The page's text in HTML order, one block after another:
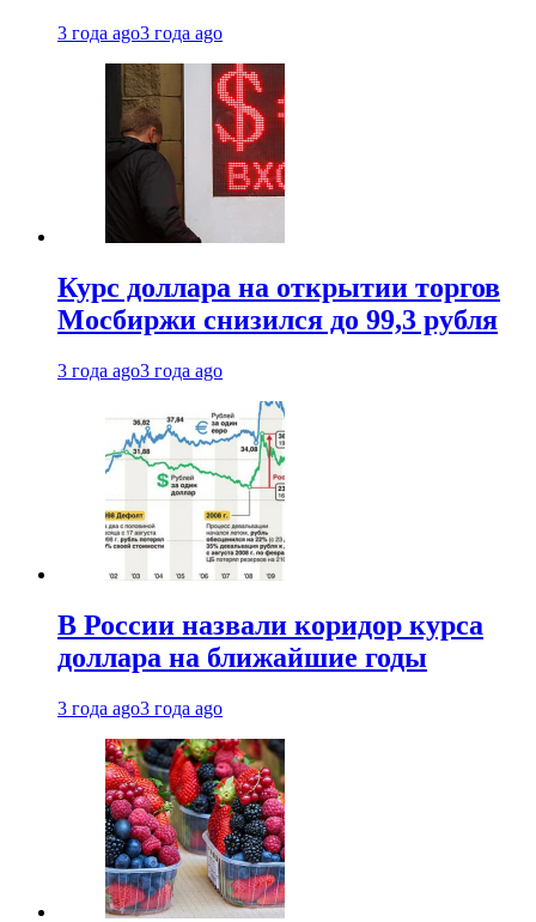
3 года ago3 года ago
Курс доллара на открытии торгов
Мосбиржи снизился до 99,3 рубля
3 года ago3 года ago
В России назвали коридор курса
доллара на ближайшие годы
3 года ago3 года ago